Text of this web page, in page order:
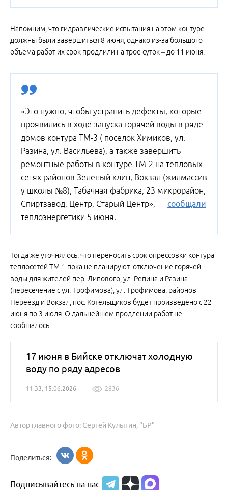
Напомним, что гидравлические испытания на этом контуре
должны были завершиться 8 июня, однако из-за большого
объема работ их срок продлили на трое суток – до 11 июня.
«Это нужно, чтобы устранить дефекты, которые
проявились в ходе запуска горячей воды в ряде
домов контура ТМ-3 ( поселок Химиков, ул.
Разина, ул. Васильева), а также завершить
ремонтные работы в контуре ТМ-2 на тепловых
сетях районов Зеленый клин, Вокзал (жилмассив
у школы №8), Табачная фабрика, 23 микрорайон,
Спиртзавод, Центр, Старый Центр», — сообщали
теплоэнергетики 5 июня.
Тогда же уточнялось, что переносить срок опрессовки контура
теплосетей ТМ-1 пока не планируют: отключение горячей
воды для жителей пер. Липового, ул. Репина и Разина
(пересечение с ул. Трофимова), ул. Трофимова, районов
Переезд и Вокзал, пос. Котельщиков будет произведено с 22
июня по 3 июля. О дальнейшем продлении работ не
сообщалось.
17 июня в Бийске отключат холодную
воду по ряду адресов
11:33, 15.06.2026 2836
Автор главного фото: Сергей Кулыгин, "БР"
Поделиться:
Подписывайтесь на нас